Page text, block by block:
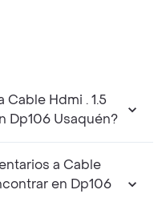
Hdmi . 1.5
Dp106 Usaquén?
a Cable
en Dp106